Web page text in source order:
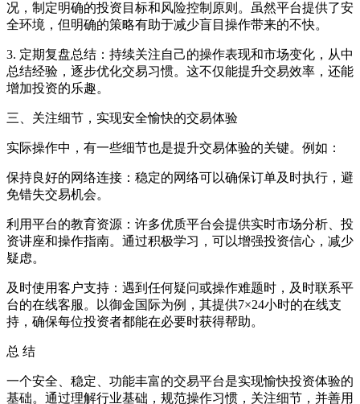
况，制定明确的投资目标和风险控制原则。虽然平台提供了安
全环境，但明确的策略有助于减少盲目操作带来的不快。
3. 定期复盘总结：持续关注自己的操作表现和市场变化，从中
总结经验，逐步优化交易习惯。这不仅能提升交易效率，还能
增加投资的乐趣。
三、关注细节，实现安全愉快的交易体验
实际操作中，有一些细节也是提升交易体验的关键。例如：
保持良好的网络连接：稳定的网络可以确保订单及时执行，避
免错失交易机会。
利用平台的教育资源：许多优质平台会提供实时市场分析、投
资讲座和操作指南。通过积极学习，可以增强投资信心，减少
疑虑。
及时使用客户支持：遇到任何疑问或操作难题时，及时联系平
台的在线客服。以御金国际为例，其提供7×24小时的在线支
持，确保每位投资者都能在必要时获得帮助。
总 结
一个安全、稳定、功能丰富的交易平台是实现愉快投资体验的
基础。通过理解行业基础，规范操作习惯，关注细节，并善用